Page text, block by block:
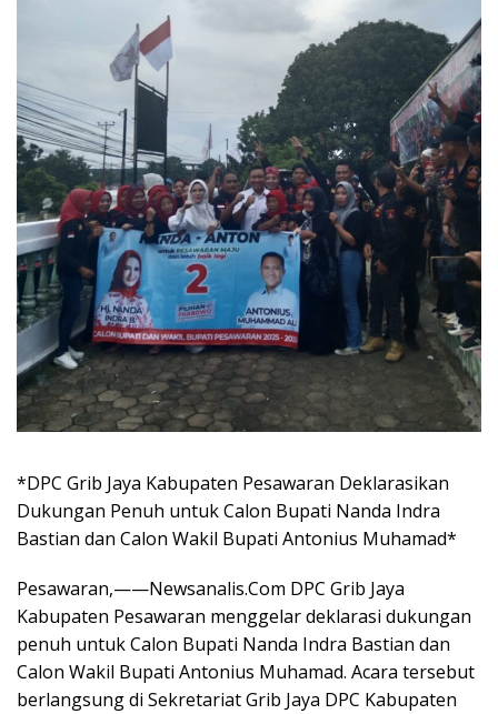
*DPC Grib Jaya Kabupaten Pesawaran Deklarasikan
Dukungan Penuh untuk Calon Bupati Nanda Indra
Bastian dan Calon Wakil Bupati Antonius Muhamad*
Pesawaran,——Newsanalis.Com DPC Grib Jaya
Kabupaten Pesawaran menggelar deklarasi dukungan
penuh untuk Calon Bupati Nanda Indra Bastian dan
Calon Wakil Bupati Antonius Muhamad. Acara tersebut
berlangsung di Sekretariat Grib Jaya DPC Kabupaten